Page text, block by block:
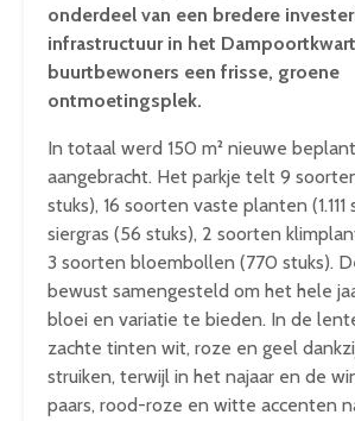
onderdeel van een bredere
infrastructuur in het
buurtbewoners een frisse, groene
ontmoetingsplek.
In totaal werd 150 m² nieuwe
aangebracht. Het parkje telt 9
stuks), 16 soorten vaste planten (1.111
siergras (56 stuks), 2 soorten
3 soorten bloembollen (770 stuks).
bewust samengesteld om het hele
bloei en variatie te bieden. In de
zachte tinten wit, roze en geel
struiken, terwijl in het najaar en de
paars, rood-roze en witte accenten